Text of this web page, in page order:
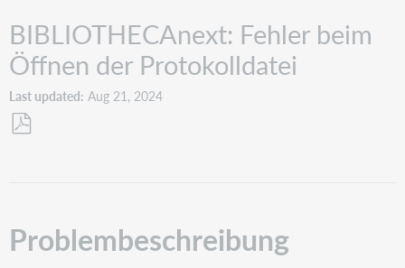
BIBLIOTHECAnext: Fehler beim
Öffnen der Protokolldatei
Last updated Aug 21, 2024
Problembeschreibung